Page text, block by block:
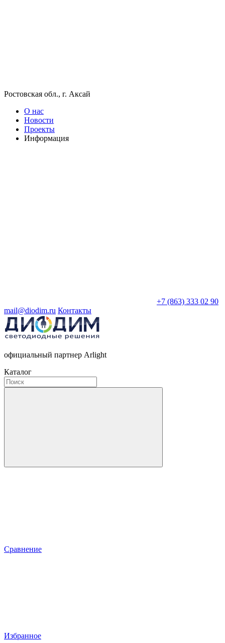
Ростовская обл., г. Аксай
О нас
Новости
Проекты
Информация
+7 (863) 333 02 90
mail@diodim.ru Контакты
официальный партнер Arlight
Каталог
Сравнение
Избранное